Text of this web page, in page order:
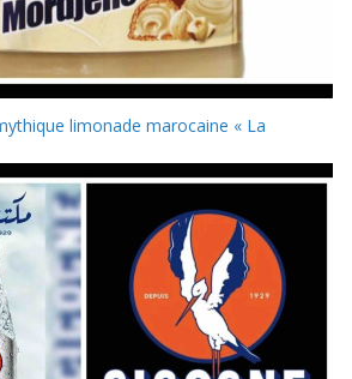
limonade marocaine « La